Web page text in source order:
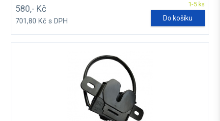
1-5 ks
580,- Kč
701,80 Kč s DPH Do košíku